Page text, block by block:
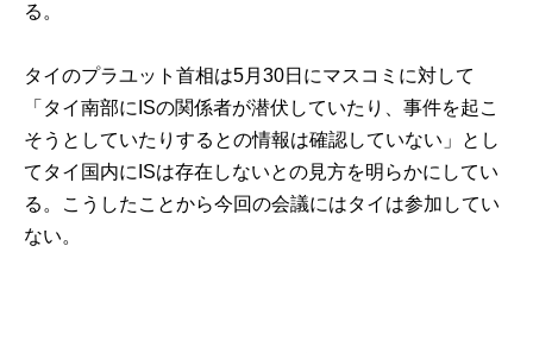
る。
タイのプラユット首相は5月30日にマスコミに対して
「タイ南部にISの関係者が潜伏していたり、事件を起こ
そうとしていたりするとの情報は確認していない」とし
てタイ国内にISは存在しないとの見方を明らかにしてい
る。こうしたことから今回の会議にはタイは参加してい
ない。